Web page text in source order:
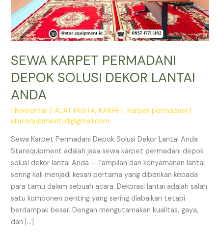
SEWA KARPET PERMADANI
DEPOK SOLUSI DEKOR LANTAI
ANDA
1 Komentar /ALAT PESTA,KARPET,Karpet permadani /
star.equipment.id@gmail.com
Sewa Karpet Permadani Depok Solusi Dekor Lantai Anda
Starequipment adalah jasa sewa karpet permadani depok
solusi dekor lantai Anda – Tampilan dan kenyamanan lantai
sering kali menjadi kesan pertama yang diberikan kepada
para tamu dalam sebuah acara. Dekorasi lantai adalah salah
satu komponen penting yang sering diabaikan tetapi
berdampak besar. Dengan mengutamakan kualitas, gaya,
dan […]